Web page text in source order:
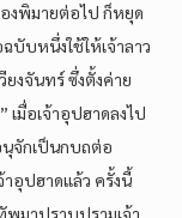
งพิมายต่อไป ก็หยุด
บับหนึ่งใช้ให้เจ้าลาว
ยงจันทร์ ซึ่งตั้งค่าย
เมื่อเจ้าอุปฮาดลงไป
นุจักเป็นกบถต่อ
าอุปฮาดแล้ว ครั้งนี้
พมาปราบปรามเจ้า